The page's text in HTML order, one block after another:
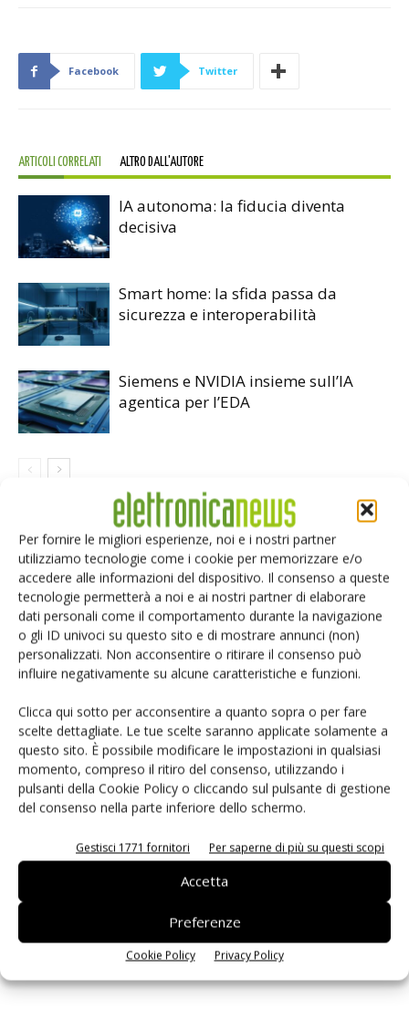
Per fornire le migliori esperienze, noi e i nostri partner
utilizziamo tecnologie come i cookie per memorizzare e/o
accedere alle informazioni del dispositivo. Il consenso a queste
tecnologie permetterà a noi e ai nostri partner di elaborare
dati personali come il comportamento durante la navigazione
o gli ID univoci su questo sito e di mostrare annunci (non)
personalizzati. Non acconsentire o ritirare il consenso può
influire negativamente su alcune caratteristiche e funzioni.
Clicca qui sotto per acconsentire a quanto sopra o per fare
scelte dettagliate. Le tue scelte saranno applicate solamente a
questo sito. È possibile modificare le impostazioni in qualsiasi
momento, compreso il ritiro del consenso, utilizzando i
pulsanti della Cookie Policy o cliccando sul pulsante di gestione
del consenso nella parte inferiore dello schermo.
Gestisci 1771 fornitori Per saperne di più su questi scopi
Accetta
Preferenze
Cookie Policy Privacy Policy
Facebook Twitter
ARTICOLI CORRELATI ALTRO DALL'AUTORE
IA autonoma: la fiducia diventa
decisiva
Smart home: la sfida passa da
sicurezza e interoperabilità
Siemens e NVIDIA insieme sull’IA
agentica per l’EDA
LASCIA UN COMMENTO
Salva il mio nome, email e sito web in questo browser per i
prossimi commenti.